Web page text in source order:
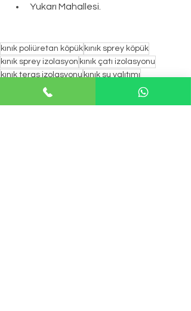
Yukarı Mahallesi.
kınık poliüretan köpük kınık sprey köpük
kınık sprey izolasyon kınık çatı izolasyonu
kınık teras izolasyonu kınık su yalıtımı